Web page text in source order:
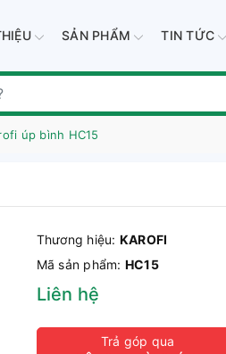
SẢN PHẨM TIN TỨC
úp bình HC15
Thương hiệu: KAROFI
Mã sản phẩm: HC15
Liên hệ
Trả góp qua